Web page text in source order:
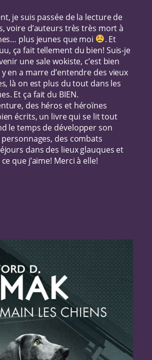
je suis passée de la lecture de
voire d’auteurs très très mort à
plus jeunes que moi
. Et
ça fait tellement du bien! Suis-je
une sale wokiste, c’est bien
en a marre d’entendre des vieux
là on est plus du tout dans les
Et ça fait du BIEN.
des héros et héroïnes
écrits, un livre qui se lit tout
le temps de développer son
des combats
dans des lieux glauques et
que j’aime! Merci à elle!